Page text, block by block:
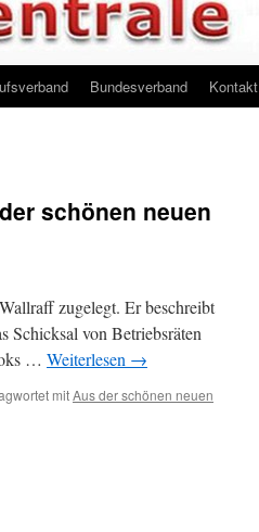
Bundesverband Kontakt
schönen neuen
zugelegt. Er beschreibt
Schicksal von Betriebsräten
… Weiterlesen →
mitAus der schönen neuen